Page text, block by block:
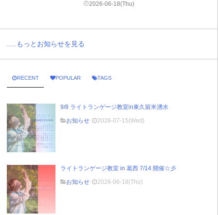
2026-06-18(Thu)
.....もっとお知らせを見る
RECENT POPULAR TAGS
9/8 ライトランゲージ教室in東久留米湧水
お知らせ
2026-07-15(Wed)
ライトランゲージ教室 in 葛西 7/14 開催☆彡
お知らせ
2026-06-18(Thu)